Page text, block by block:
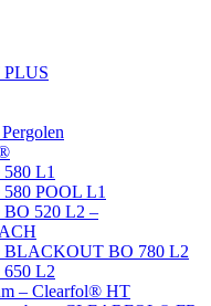
L1
POOL L1
520 L2 –
BO 780 L2
L2
– Clearfol® HT